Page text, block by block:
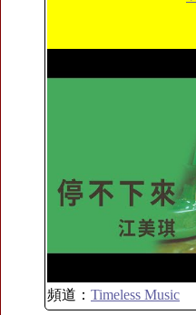
頻道： Timeless Music